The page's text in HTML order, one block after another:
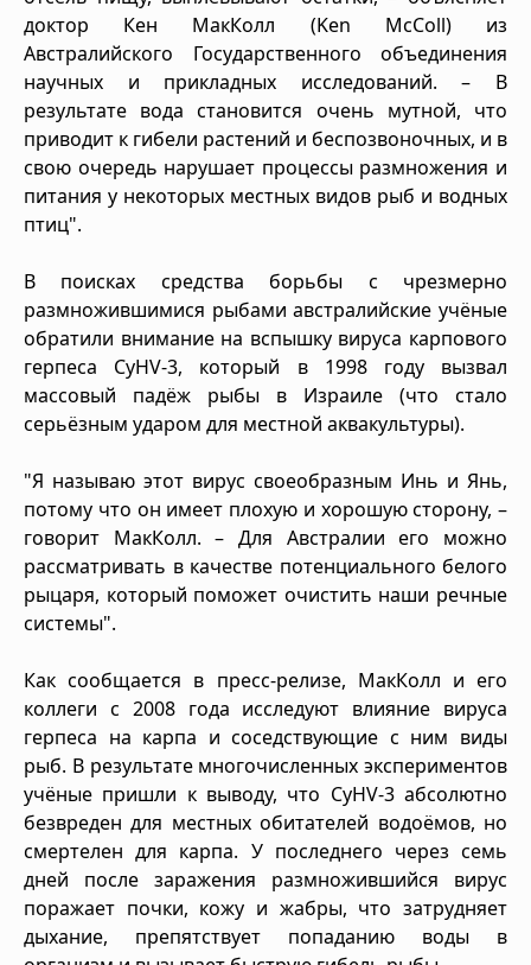
доктор Кен МакКолл (Ken McColl) из
Австралийского Государственного объединения
научных и прикладных исследований. – В
результате вода становится очень мутной, что
приводит к гибели растений и беспозвоночных, и в
свою очередь нарушает процессы размножения и
питания у некоторых местных видов рыб и водных
птиц".
В поисках средства борьбы с чрезмерно
размножившимися рыбами австралийские учёные
обратили внимание на вспышку вируса карпового
герпеса CyHV-3, который в 1998 году вызвал
массовый падёж рыбы в Израиле (что стало
серьёзным ударом для местной аквакультуры).
"Я называю этот вирус своеобразным Инь и Янь,
потому что он имеет плохую и хорошую сторону, –
говорит МакКолл. – Для Австралии его можно
рассматривать в качестве потенциального белого
рыцаря, который поможет очистить наши речные
системы".
Как сообщается в пресс-релизе, МакКолл и его
коллеги с 2008 года исследуют влияние вируса
герпеса на карпа и соседствующие с ним виды
рыб. В результате многочисленных экспериментов
учёные пришли к выводу, что CyHV-3 абсолютно
безвреден для местных обитателей водоёмов, но
смертелен для карпа. У последнего через семь
дней после заражения размножившийся вирус
поражает почки, кожу и жабры, что затрудняет
дыхание, препятствует попаданию воды в